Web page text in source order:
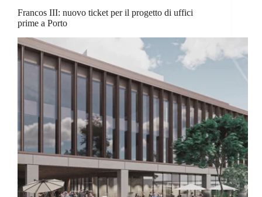
Francos III: nuovo ticket per il progetto di uffici
prime a Porto